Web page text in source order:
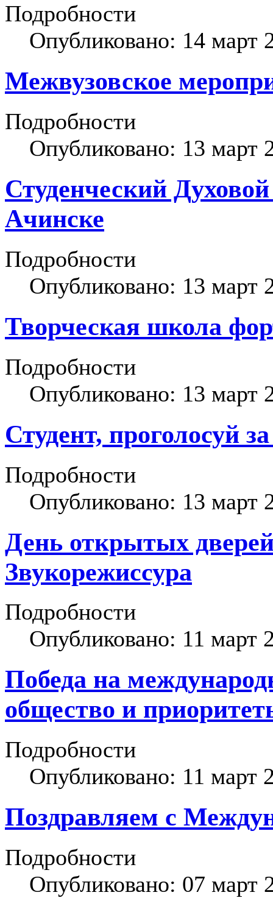
Подробности
Опубликовано: 14 март
Межвузовское
Подробности
Опубликовано: 13 март
Студенческий
Ачинске
Подробности
Опубликовано: 13 март
Творческая школа
Подробности
Опубликовано: 13 март
Студент, проголосуй
Подробности
Опубликовано: 13 март
День открытых
Звукорежиссура
Подробности
Опубликовано: 11 март
Победа на
общество и
Подробности
Опубликовано: 11 март
Поздравляем с
Подробности
Опубликовано: 07 март